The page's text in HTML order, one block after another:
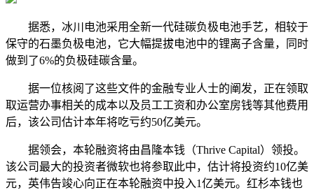
据悉，冰川电池采用全新一代硅碳负极电池手艺，相较于
保守的石墨负极电池，它大幅提拔电池中的锂离子含量，同时
做到了6%的负极硅碳含量。
据一位核阅了这些文件的金融专业人士的阐发，正在领取
取运营办事相关的成本以及员工工资和办公室房钱等其他费用
后，该公司估计本年将吃亏约50亿美元。
据领会，本轮融资将由昌隆本钱（Thrive Capital）领投。
该公司最大的投资者微软也将参取此中，估计将投资约10亿美
元，英伟告竣心向正在本轮融资中投入1亿美元。红杉本钱也